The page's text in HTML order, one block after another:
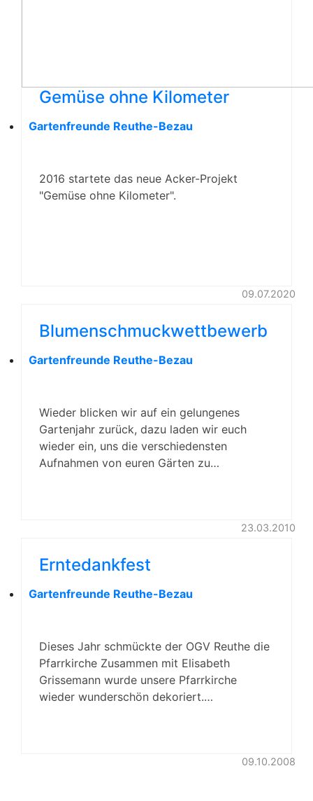
Gemüse ohne Kilometer
Gartenfreunde Reuthe-Bezau
2016 startete das neue Acker-Projekt
"Gemüse ohne Kilometer".
09.07.2020
Blumenschmuckwettbewerb
Gartenfreunde Reuthe-Bezau
Wieder blicken wir auf ein gelungenes
Gartenjahr zurück, dazu laden wir euch
wieder ein, uns die verschiedensten
Aufnahmen von euren Gärten zu…
23.03.2010
Erntedankfest
Gartenfreunde Reuthe-Bezau
Dieses Jahr schmückte der OGV Reuthe die
Pfarrkirche Zusammen mit Elisabeth
Grissemann wurde unsere Pfarrkirche
wieder wunderschön dekoriert.…
09.10.2008